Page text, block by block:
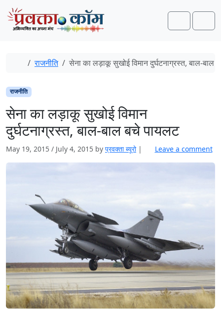
Skip to content
Skip to footer
Search
Home
राजनीति सेना का लड़ाकू सुखोई विमान दुर्घटनाग्रस्त, बाल-बाल
राजनीति
सेना का लड़ाकू सुखोई विमान
दुर्घटनाग्रस्त, बाल-बाल बचे पायलट
May 19, 2015 / July 4, 2015 by प्रवक्ता ब्यूरो | Leave a comment